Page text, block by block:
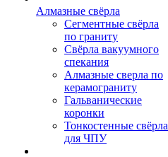
Алмазные свёрла
Сегментные свёрла
по граниту
Свёрла вакуумного
спекания
Алмазные сверла по
керамограниту
Гальванические
коронки
Тонкостенные свёрла
для ЧПУ